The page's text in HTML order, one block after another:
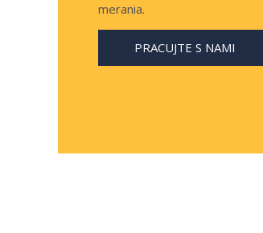
merania.
PRACUJTE S NAMI